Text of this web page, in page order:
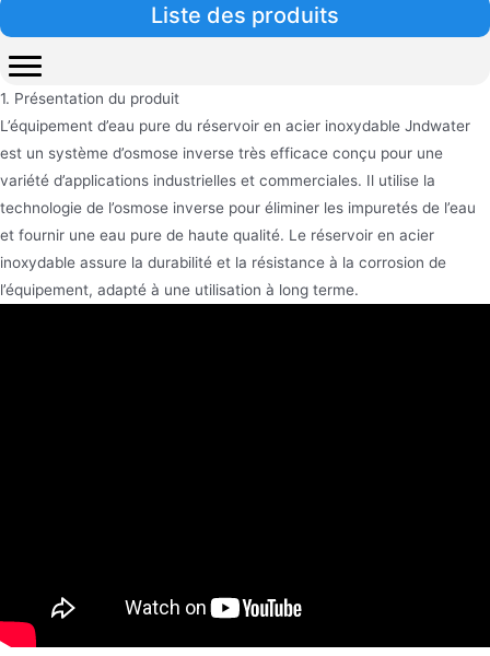
1. Présentation du produit
L’équipement d’eau pure du réservoir en acier inoxydable Jndwater
est un système d’osmose inverse très efficace conçu pour une
variété d’applications industrielles et commerciales. Il utilise la
technologie de l’osmose inverse pour éliminer les impuretés de l’eau
et fournir une eau pure de haute qualité. Le réservoir en acier
inoxydable assure la durabilité et la résistance à la corrosion de
l’équipement, adapté à une utilisation à long terme.
Liste des produits